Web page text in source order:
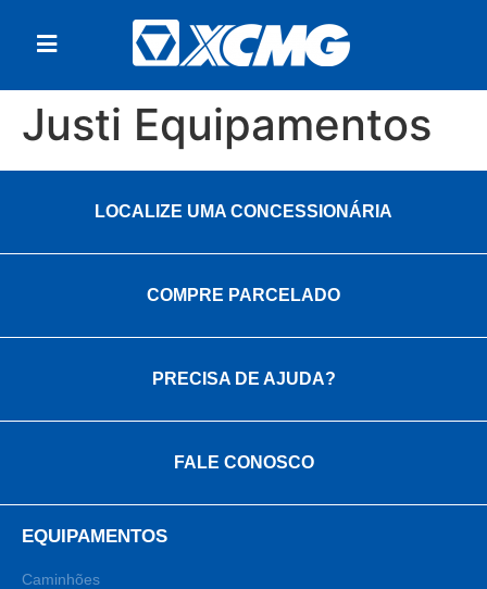
Justi Equipamentos
LOCALIZE UMA CONCESSIONÁRIA
COMPRE PARCELADO
PRECISA DE AJUDA?
FALE CONOSCO
EQUIPAMENTOS
Caminhões